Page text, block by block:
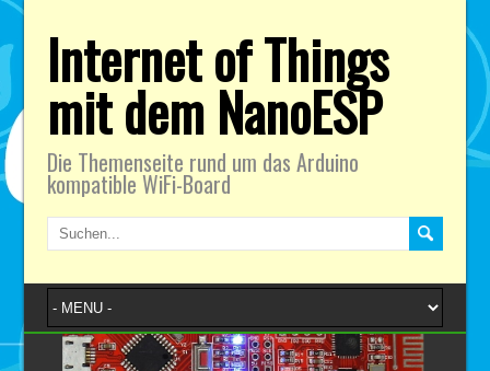
Internet of Things
mit dem NanoESP
Die Themenseite rund um das Arduino
kompatible WiFi-Board